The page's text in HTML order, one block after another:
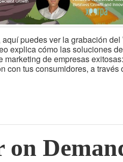
puedes ver la grabación
explica cómo las soluciones
marketing de empresas
con tus consumidores, a
on